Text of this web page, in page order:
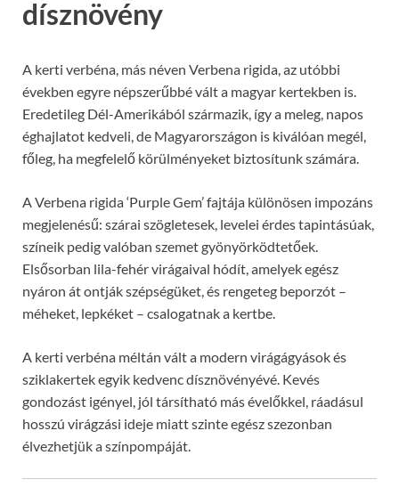
dísznövény
A kerti verbéna, más néven Verbena rigida, az utóbbi
években egyre népszerűbbé vált a magyar kertekben is.
Eredetileg Dél-Amerikából származik, így a meleg, napos
éghajlatot kedveli, de Magyarországon is kiválóan megél,
főleg, ha megfelelő körülményeket biztosítunk számára.
A Verbena rigida ‘Purple Gem’ fajtája különösen impozáns
megjelenésű: szárai szögletesek, levelei érdes tapintásúak,
színeik pedig valóban szemet gyönyörködtetőek.
Elsősorban lila-fehér virágaival hódít, amelyek egész
nyáron át ontják szépségüket, és rengeteg beporzót –
méheket, lepkéket – csalogatnak a kertbe.
A kerti verbéna méltán vált a modern virágágyások és
sziklakertek egyik kedvenc dísznövényévé. Kevés
gondozást igényel, jól társítható más évelőkkel, ráadásul
hosszú virágzási ideje miatt szinte egész szezonban
élvezhetjük a színpompáját.